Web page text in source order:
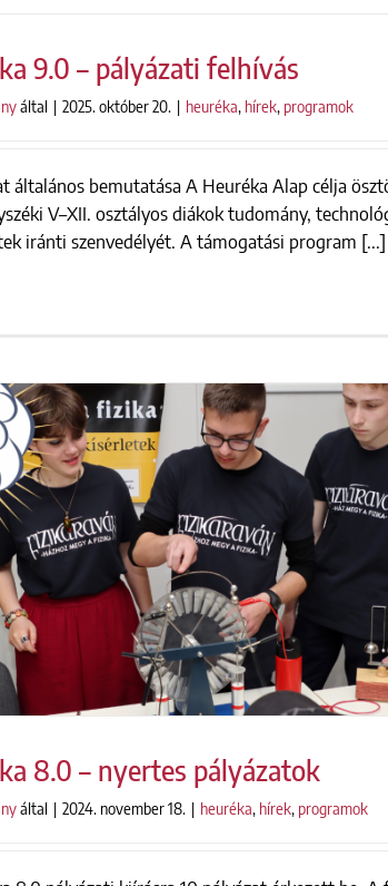
Heuréka 9.0 – pályázati felhívás
9.0 – pályázati felhívás
által | 2025. október 20. | heuréka, hírek, programok
általános bemutatása A Heuréka Alap célja
V–XII. osztályos diákok tudomány,
iránti szenvedélyét. A támogatási program [...]
8.0 – nyertes pályázatok
által | 2024. november 18. | heuréka, hírek, programok